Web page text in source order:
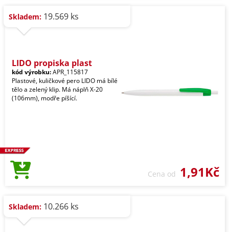
Skladem: 19.569 ks
LIDO propiska plast
kód výrobku:APR_115817
Plastové, kuličkové pero LIDO má bílé
tělo a zelený klip. Má náplň X-20
(106mm), modře píšící.
Cena od 1,91Kč
Skladem: 10.266 ks